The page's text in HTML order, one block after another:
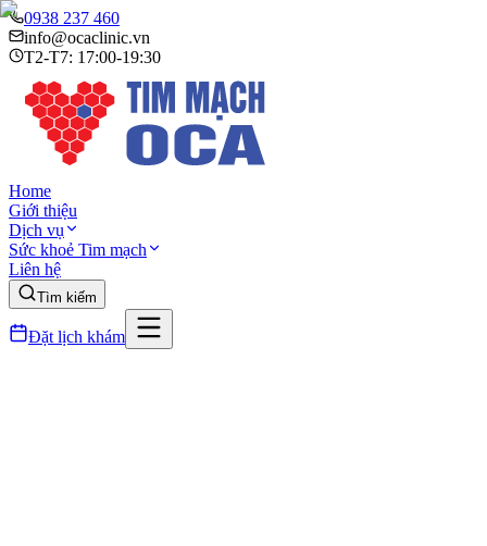
0938 237 460
info@ocaclinic.vn
T2-T7: 17:00-19:30
Home
Giới thiệu
Dịch vụ
Sức khoẻ Tim mạch
Liên hệ
Tìm kiếm
Đặt lịch khám